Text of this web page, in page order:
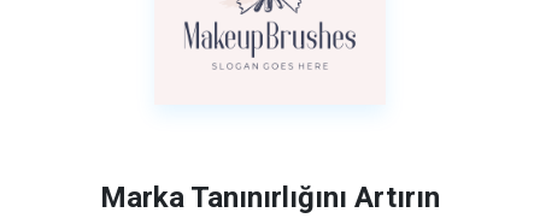
Marka Tanınırlığını Artırın